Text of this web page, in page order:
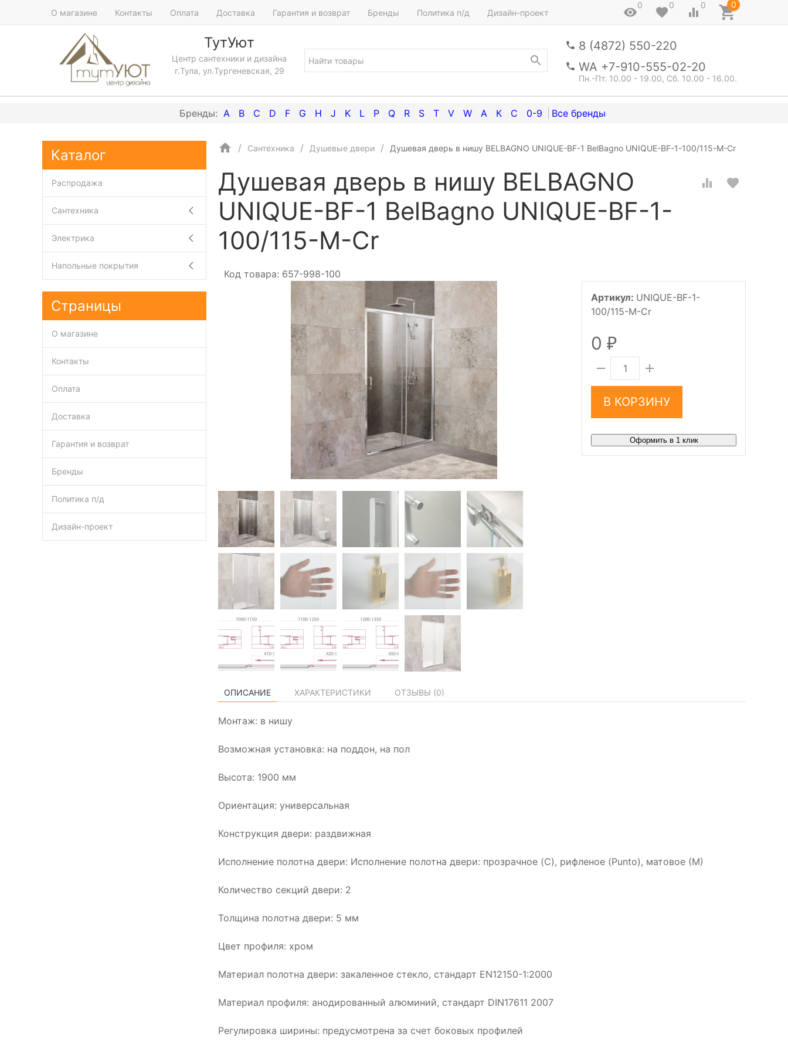
О магазине Контакты Оплата Доставка Гарантия и возврат Бренды Политика п/д Дизайн-проект
0 0 0 0
ТутУют
Центр сантехники и дизайна
г.Тула, ул.Тургеневская, 29
8 (4872) 550-220
WA +7-910-555-02-20
Пн.-Пт. 10.00 - 19.00, Сб. 10.00 - 16.00.
A B C D F G H J K L P Q R S T V W А К С 0-9
Сантехника Душевые двери Душевая дверь в нишу BELBAGNO UNIQUE-BF-1 BelBagno UNIQUE-BF-1-100/115-M-Cr
Душевая дверь в нишу BELBAGNO
UNIQUE-BF-1 BelBagno UNIQUE-BF-1-
100/115-M-Cr
Код товара: 657-998-100
Артикул: UNIQUE-BF-1-
100/115-M-Cr
0 ₽
В КОРЗИНУ
Оформить в 1 клик
ОПИСАНИЕ ХАРАКТЕРИСТИКИ ОТЗЫВЫ (0)
Монтаж: в нишу
Возможная установка: на поддон, на пол
Высота: 1900 мм
Ориентация: универсальная
Конструкция двери: раздвижная
Исполнение полотна двери: Исполнение полотна двери: прозрачное (C), рифленое (Punto), матовое (М)
Количество секций двери: 2
Толщина полотна двери: 5 мм
Цвет профиля: хром
Материал полотна двери: закаленное стекло, стандарт EN12150-1:2000
Материал профиля: анодированный алюминий, стандарт DIN17611 2007
Регулировка ширины: предусмотрена за счет боковых профилей
Каталог
Распродажа
Сантехника
Электрика
Напольные покрытия
Страницы
О магазине
Контакты
Оплата
Доставка
Гарантия и возврат
Бренды
Политика п/д
Дизайн-проект